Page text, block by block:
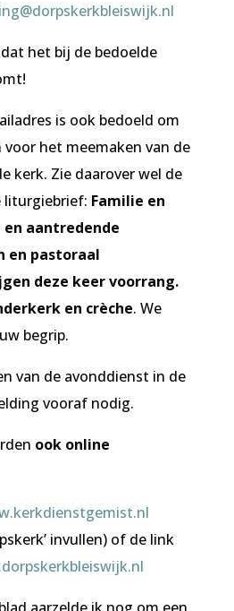
het bij de bedoelde
is ook bedoeld om
voor het meemaken van de
kerk. Zie daarover wel de
liturgiebrief: Familie en
aantredende
en pastoraal
deze keer voorrang.
en crèche. We
begrip.
van de avonddienst in de
vooraf nodig.
ook online
invullen) of de link